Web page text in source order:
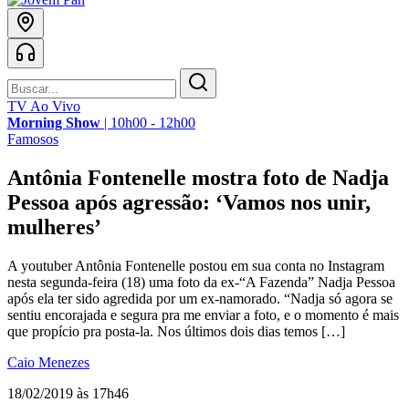
TV Ao Vivo
Morning Show | 10h00 - 12h00
Famosos
Antônia Fontenelle mostra foto de Nadja
Pessoa após agressão: ‘Vamos nos unir,
mulheres’
A youtuber Antônia Fontenelle postou em sua conta no Instagram
nesta segunda-feira (18) uma foto da ex-“A Fazenda” Nadja Pessoa
após ela ter sido agredida por um ex-namorado. “Nadja só agora se
sentiu encorajada e segura pra me enviar a foto, e o momento é mais
que propício pra posta-la. Nos últimos dois dias temos […]
Caio Menezes
18/02/2019 às 17h46